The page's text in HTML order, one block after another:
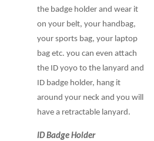
the badge holder and wear it
on your belt, your handbag,
your sports bag, your laptop
bag etc. you can even attach
the ID yoyo to the lanyard and
ID badge holder, hang it
around your neck and you will
have a retractable lanyard.
ID Badge Holder